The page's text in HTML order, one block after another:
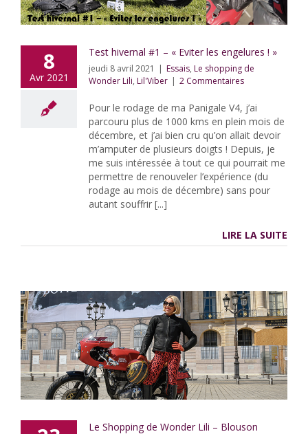
8
Avr 2021
Test hivernal #1 – « Eviter les engelures ! »
jeudi 8 avril 2021 | Essais, Le shopping de
Wonder Lili, Lil'Viber | 2 Commentaires
Pour le rodage de ma Panigale V4, j’ai
parcouru plus de 1000 kms en plein mois de
décembre, et j’ai bien cru qu’on allait devoir
m’amputer de plusieurs doigts ! Depuis, je
me suis intéressée à tout ce qui pourrait me
permettre de renouveler l’expérience (du
rodage au mois de décembre) sans pour
autant souffrir [...]
LIRE LA SUITE
Le Shopping de Wonder Lili – Blouson